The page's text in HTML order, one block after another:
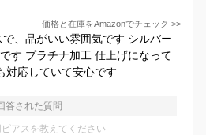
価格と在庫をAmazonでチェック >>
、品がいい雰囲気です シルバー
す プラチナ加工 仕上げになって
対応していて安心です
答された質問
アスを教えてください